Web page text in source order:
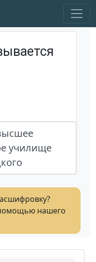
училище
нашего